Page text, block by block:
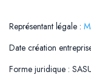
Représentant légale :
Date création
Forme juridique :